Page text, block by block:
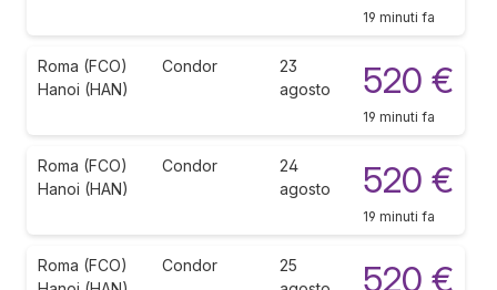
19 minuti fa
Roma (FCO)
Hanoi (HAN)
Condor
23
agosto
520 €
19 minuti fa
Roma (FCO)
Hanoi (HAN)
Condor
24
agosto
520 €
19 minuti fa
Roma (FCO)
Condor
25
520 €